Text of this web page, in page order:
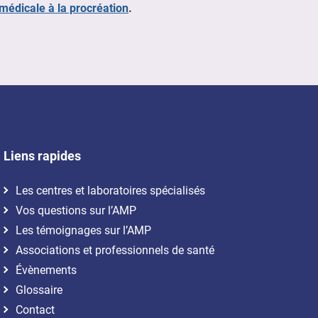
à la procréation.
Liens rapides
Les centres et laboratoires spécialisés
Vos questions sur l’AMP
Les témoignages sur l’AMP
Associations et professionnels de santé
Évènements
Glossaire
Contact